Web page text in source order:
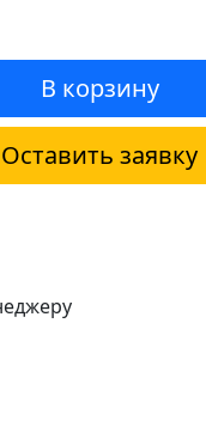
В корзину
Оставить заявку